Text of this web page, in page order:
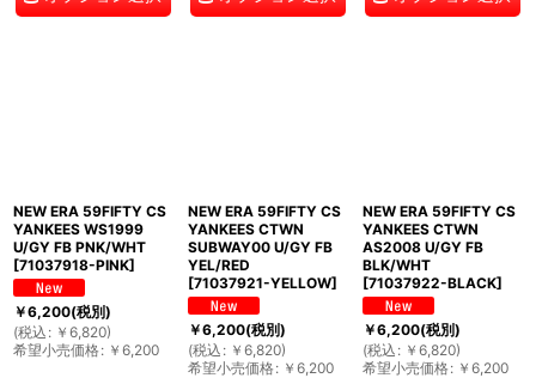
NEW ERA 59FIFTY CS
YANKEES WS1999
U/GY FB PNK/WHT
[71037918-PINK]
￥6,200(税別)
(税込 : ￥ 6,820)
希望小売価格: ￥ 6,200
NEW ERA 59FIFTY CS
YANKEES CTWN
SUBWAY00 U/GY FB
YEL/RED
[71037921-YELLOW]
￥6,200(税別)
(税込 : ￥ 6,820)
希望小売価格: ￥ 6,200
NEW ERA 59FIFTY CS
YANKEES CTWN
AS2008 U/GY FB
BLK/WHT
[71037922-BLACK]
￥6,200(税別)
(税込 : ￥ 6,820)
希望小売価格: ￥ 6,200